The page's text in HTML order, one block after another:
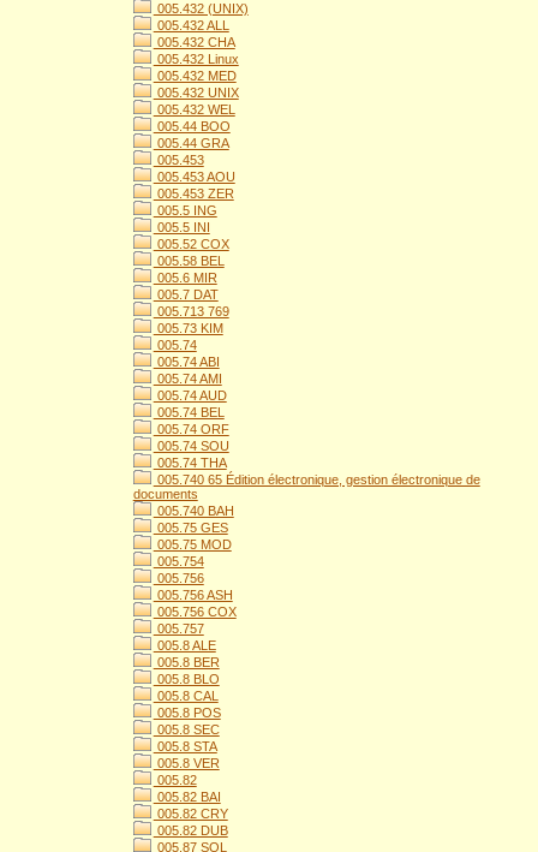
005.432 (UNIX)
005.432 ALL
005.432 CHA
005.432 Linux
005.432 MED
005.432 UNIX
005.432 WEL
005.44 BOO
005.44 GRA
005.453
005.453 AOU
005.453 ZER
005.5 ING
005.5 INI
005.52 COX
005.58 BEL
005.6 MIR
005.7 DAT
005.713 769
005.73 KIM
005.74
005.74 ABI
005.74 AMI
005.74 AUD
005.74 BEL
005.74 ORF
005.74 SOU
005.74 THA
005.740 65 Édition électronique, gestion électronique de
documents
005.740 BAH
005.75 GES
005.75 MOD
005.754
005.756
005.756 ASH
005.756 COX
005.757
005.8 ALE
005.8 BER
005.8 BLO
005.8 CAL
005.8 POS
005.8 SEC
005.8 STA
005.8 VER
005.82
005.82 BAI
005.82 CRY
005.82 DUB
005.87 SOL